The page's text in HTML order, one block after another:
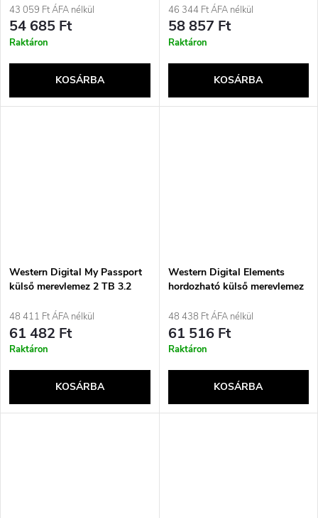
43 059 Ft ÁFA nélkül
54 685 Ft
Raktáron
KOSÁRBA
(PTPL512GPECB) fekete
46 344 Ft ÁFA nélkül
58 857 Ft
Raktáron
KOSÁRBA
Western Digital My Passport
külső merevlemez 2 TB 3.2
48 411 Ft ÁFA nélkül
61 482 Ft
Raktáron
KOSÁRBA
Western Digital Elements
hordozható külső merevlemez
Micro-USB B 3.2 Gen 2 (3.1
Gen 2) fekete
48 438 Ft ÁFA nélkül
61 516 Ft
Raktáron
KOSÁRBA